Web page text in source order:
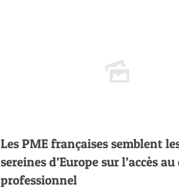
Les PME françaises semblent
sereines d’Europe sur l’accès
professionnel